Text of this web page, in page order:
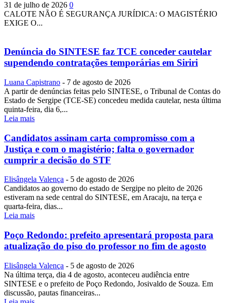
31 de julho de 2026 0
CALOTE NÃO É SEGURANÇA JURÍDICA: O MAGISTÉRIO
EXIGE O...
Denúncia do SINTESE faz TCE conceder cautelar
supendendo contratações temporárias em Siriri
Luana Capistrano - 7 de agosto de 2026
A partir de denúncias feitas pelo SINTESE, o Tribunal de Contas do
Estado de Sergipe (TCE-SE) concedeu medida cautelar, nesta última
quinta-feira, dia 6,...
Leia mais
Candidatos assinam carta compromisso com a
Justiça e com o magistério; falta o governador
cumprir a decisão do STF
Elisângela Valença - 5 de agosto de 2026
Candidatos ao governo do estado de Sergipe no pleito de 2026
estiveram na sede central do SINTESE, em Aracaju, na terça e
quarta-feira, dias...
Leia mais
Poço Redondo: prefeito apresentará proposta para
atualização do piso do professor no fim de agosto
Elisângela Valença - 5 de agosto de 2026
Na última terça, dia 4 de agosto, aconteceu audiência entre
SINTESE e o prefeito de Poço Redondo, Josivaldo de Souza. Em
discussão, pautas financeiras...